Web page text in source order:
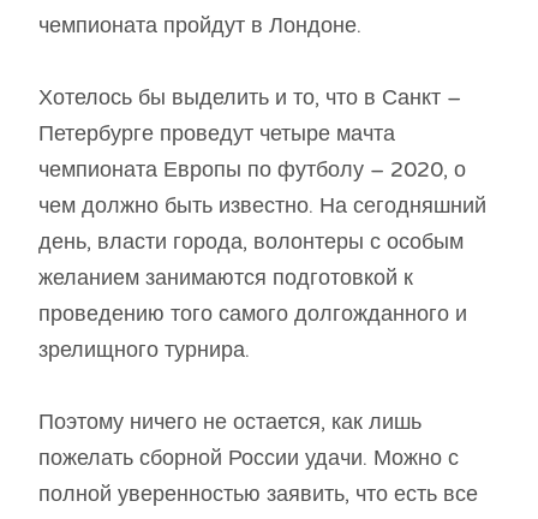
чемпионата пройдут в Лондоне.
Хотелось бы выделить и то, что в Санкт –
Петербурге проведут четыре мачта
чемпионата Европы по футболу – 2020, о
чем должно быть известно. На сегодняшний
день, власти города, волонтеры с особым
желанием занимаются подготовкой к
проведению того самого долгожданного и
зрелищного турнира.
Поэтому ничего не остается, как лишь
пожелать сборной России удачи. Можно с
полной уверенностью заявить, что есть все